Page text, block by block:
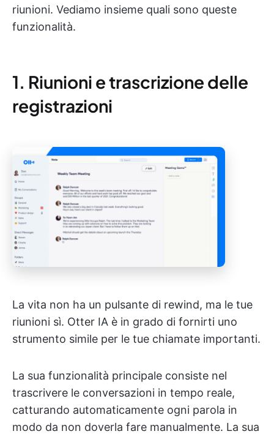
riunioni. Vediamo insieme quali sono queste
funzionalità.
1. Riunioni e trascrizione delle
registrazioni
La vita non ha un pulsante di rewind, ma le tue
riunioni sì. Otter IA è in grado di fornirti uno
strumento simile per le tue chiamate importanti.
La sua funzionalità principale consiste nel
trascrivere le conversazioni in tempo reale,
catturando automaticamente ogni parola in
modo da non doverla fare manualmente. La sua